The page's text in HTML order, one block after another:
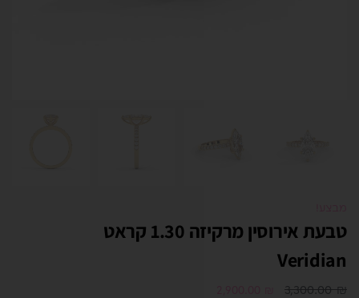
טבעת אירוסין מרקיזה 1.30 קראט
Veridian
3,300.00₪